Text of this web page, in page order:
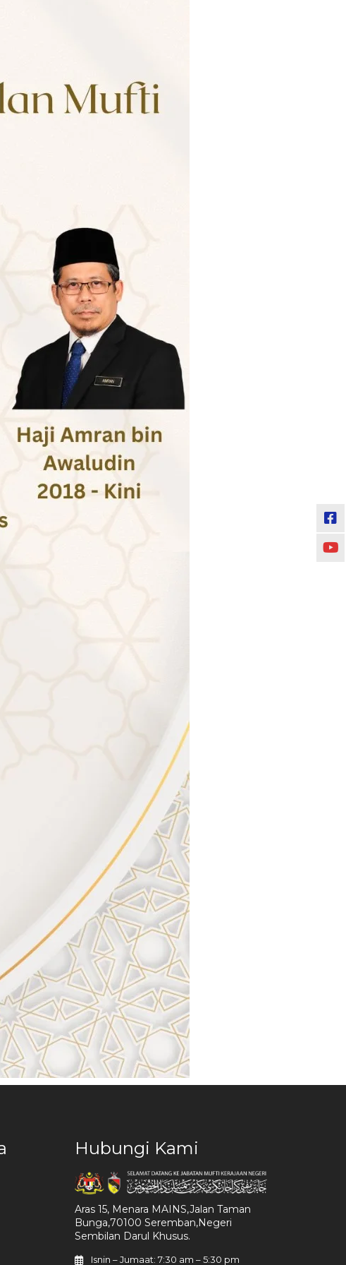
Hubungi Kami
Aras 15, Menara MAINS,Jalan Taman
Bunga,70100 Seremban,Negeri
Sembilan Darul Khusus.
Isnin – Jumaat: 7:30 am – 5:30 pm